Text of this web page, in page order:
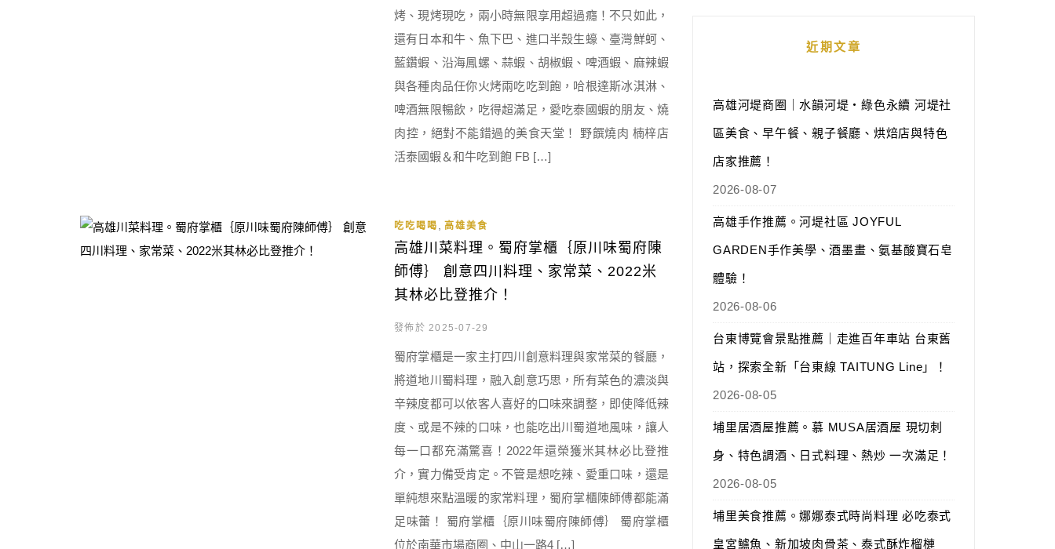
烤、現烤現吃，兩小時無限享用超過癮！不只如此，
還有日本和牛、魚下巴、進口半殼生蠔、臺灣鮮蚵、
藍鑽蝦、沿海鳳螺、蒜蝦、胡椒蝦、啤酒蝦、麻辣蝦
與各種肉品任你火烤兩吃吃到飽，哈根達斯冰淇淋、
啤酒無限暢飲，吃得超滿足，愛吃泰國蝦的朋友、燒
肉控，絕對不能錯過的美食天堂！ 野饌燒肉 楠梓店
活泰國蝦＆和牛吃到飽 FB […]
吃吃喝喝 高雄美食
高雄川菜料理。蜀府掌櫃｛原川味蜀府陳
師傅｝ 創意四川料理、家常菜、2022米
其林必比登推介！
發佈於 2025-07-29
蜀府掌櫃是一家主打四川創意料理與家常菜的餐廳，
將道地川蜀料理，融入創意巧思，所有菜色的濃淡與
辛辣度都可以依客人喜好的口味來調整，即使降低辣
度、或是不辣的口味，也能吃出川蜀道地風味，讓人
每一口都充滿驚喜！2022年還榮獲米其林必比登推
介，實力備受肯定。不管是想吃辣、愛重口味，還是
單純想來點溫暖的家常料理，蜀府掌櫃陳師傅都能滿
足味蕾！ 蜀府掌櫃｛原川味蜀府陳師傅｝ 蜀府掌櫃
位於南華市場商圈、中山一路4 […]
近期文章
高雄河堤商圈｜水韻河堤‧綠色永續 河堤社
區美食、早午餐、親子餐廳、烘焙店與特色
店家推薦！
2026-08-07
高雄手作推薦。河堤社區 JOYFUL
GARDEN手作美學、酒墨畫、氨基酸寶石皂
體驗！
2026-08-06
台東博覽會景點推薦｜走進百年車站 台東舊
站，探索全新「台東線 TAITUNG Line」！
2026-08-05
埔里居酒屋推薦。慕 MUSA居酒屋 現切刺
身、特色調酒、日式料理、熱炒 一次滿足！
2026-08-05
埔里美食推薦。娜娜泰式時尚料理 必吃泰式
皇宮鱸魚、新加坡肉骨茶、泰式酥炸榴槤